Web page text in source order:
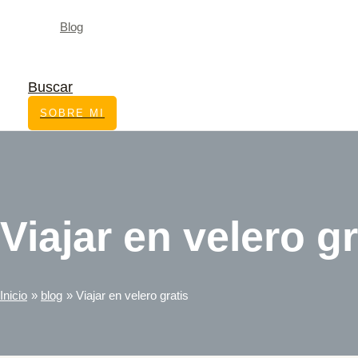
Blog
Buscar
SOBRE MI
Viajar en velero
Inicio blog Viajar en velero gratis